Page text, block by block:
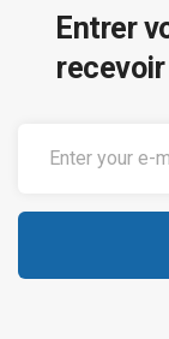
Entrer